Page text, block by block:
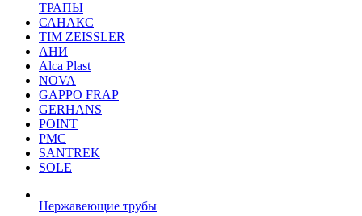
ТРАПЫ
САНАКС
TIM ZEISSLER
АНИ
Alca Plast
NOVA
GAPPO FRAP
GERHANS
POINT
РМС
SANTREK
SOLE
Нержавеющие трубы